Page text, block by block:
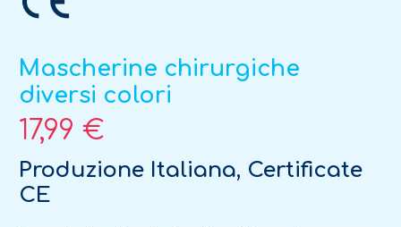
Mascherine chirurgiche
diversi colori
17,99 €
Produzione Italiana, Certificate
CE